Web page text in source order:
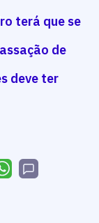
terá que se
de
deve ter